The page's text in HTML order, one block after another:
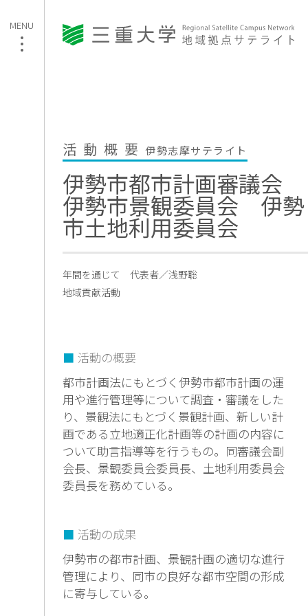
活動概要 伊勢志摩サテライト
伊勢市都市計画審議会
伊勢市景観委員会 伊勢
市土地利用委員会
年間を通じて 代表者／浅野聡
地域貢献活動
活動の概要
都市計画法にもとづく伊勢市都市計画の運
用や進行管理等について調査・審議をした
り、景観法にもとづく景観計画、新しい計
画である立地適正化計画等の計画の内容に
ついて助言指導等を行うもの。同審議会副
会長、景観委員会委員長、土地利用委員会
委員長を務めている。
活動の成果
伊勢市の都市計画、景観計画の適切な進行
管理により、同市の良好な都市空間の形成
に寄与している。